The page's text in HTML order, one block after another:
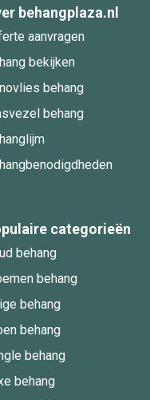
behangplaza.nl
aanvragen
bekijken
behang
behang
categorieën
behang
behang
behang
behang
behang
behang